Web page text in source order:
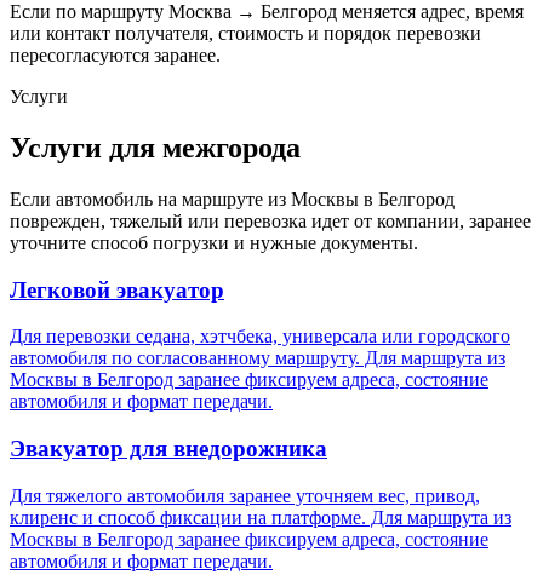
Если по маршруту Москва → Белгород меняется адрес, время
или контакт получателя, стоимость и порядок перевозки
пересогласуются заранее.
Услуги
Услуги для межгорода
Если автомобиль на маршруте из Москвы в Белгород
поврежден, тяжелый или перевозка идет от компании, заранее
уточните способ погрузки и нужные документы.
Легковой эвакуатор
Для перевозки седана, хэтчбека, универсала или городского
автомобиля по согласованному маршруту. Для маршрута из
Москвы в Белгород заранее фиксируем адреса, состояние
автомобиля и формат передачи.
Эвакуатор для внедорожника
Для тяжелого автомобиля заранее уточняем вес, привод,
клиренс и способ фиксации на платформе. Для маршрута из
Москвы в Белгород заранее фиксируем адреса, состояние
автомобиля и формат передачи.